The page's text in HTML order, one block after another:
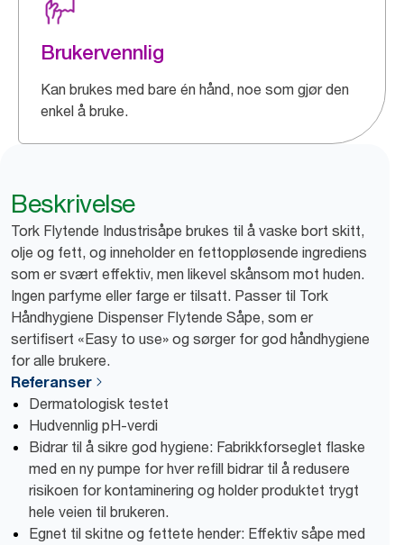
Brukervennlig
Kan brukes med bare én hånd, noe som gjør den
enkel å bruke.
Beskrivelse
Tork Flytende Industrisåpe brukes til å vaske bort skitt,
olje og fett, og inneholder en fettoppløsende ingrediens
som er svært effektiv, men likevel skånsom mot huden.
Ingen parfyme eller farge er tilsatt. Passer til Tork
Håndhygiene Dispenser Flytende Såpe, som er
sertifisert «Easy to use» og sørger for god håndhygiene
for alle brukere.
Referanser
Dermatologisk testet
Hudvennlig pH-verdi
Bidrar til å sikre god hygiene: Fabrikkforseglet flaske
med en ny pumpe for hver refill bidrar til å redusere
risikoen for kontaminering og holder produktet trygt
hele veien til brukeren.
Egnet til skitne og fettete hender: Effektiv såpe med